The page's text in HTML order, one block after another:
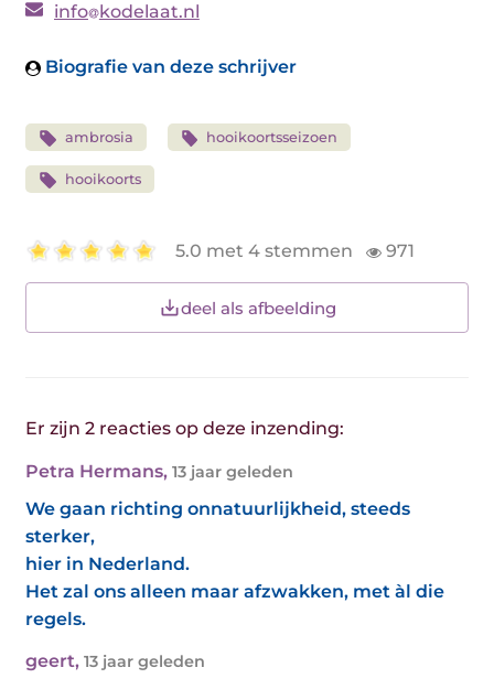
info kodelaat.nl
Biografie van deze schrijver
ambrosia hooikoortsseizoen
hooikoorts
5.0 met 4 stemmen 971
deel als afbeelding
Er zijn 2 reacties op deze inzending:
Petra Hermans, 13 jaar geleden
We gaan richting onnatuurlijkheid, steeds
sterker,
hier in Nederland.
Het zal ons alleen maar afzwakken, met àl die
regels.
geert, 13 jaar geleden